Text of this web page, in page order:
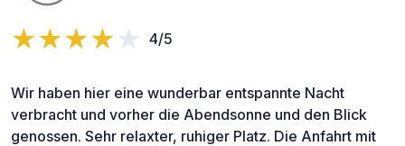
4/5
Wir haben hier eine wunderbar entspannte Nacht
verbracht und vorher die Abendsonne und den Blick
genossen. Sehr relaxter, ruhiger Platz. Die Anfahrt mit